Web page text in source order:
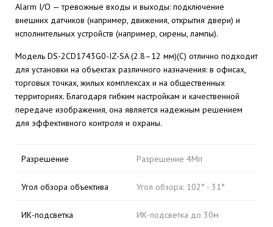
Alarm I/O — тревожные входы и выходы: подключение
внешних датчиков (например, движения, открытия двери) и
исполнительных устройств (например, сирены, лампы).
Модель DS-2CD1743G0-IZ-SA (2.8–12 мм)(C) отлично подходит
для установки на объектах различного назначения: в офисах,
торговых точках, жилых комплексах и на общественных
территориях. Благодаря гибким настройкам и качественной
передаче изображения, она является надежным решением
для эффективного контроля и охраны.
Разрешение Разрешение 4Мп
Угол обзора объектива Угол обзора: 102° - 31°
ИК-подсветка ИК-подсветка до 30м